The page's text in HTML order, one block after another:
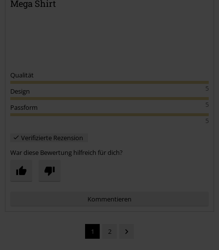
Kommentar jetzt abschicken!
Mega Shirt
Qualität
5
Design
5
Passform
1